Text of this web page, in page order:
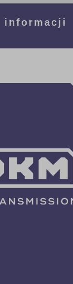
informacji